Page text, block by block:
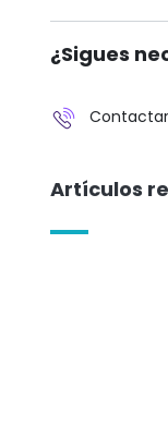
¿Sigues
Artículos